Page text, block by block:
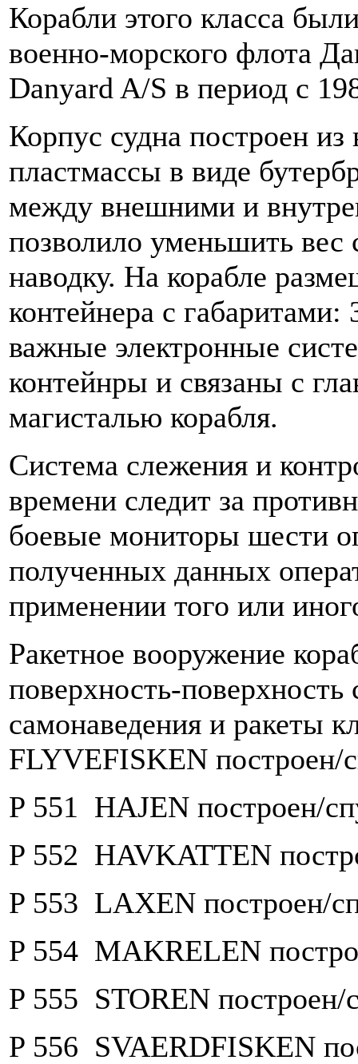
Корабли этого класса
военно-морского флота
Danyard A/S в период с
Корпус судна построен
пластмассы в виде
между внешними и
позволило уменьшить вес
наводку. На корабле
контейнера с
важные электронные
контейнры и связаны с
магисталью корабля.
Система слежения и
времени следит за
боевые мониторы шести
полученных данных
применении того или
Ракетное вооружение
поверхность-поверхность
самонаведения и ракеты
FLYVEFISKEN построен/
P 551 HAJEN построен/
P 552 HAVKATTEN
P 553 LAXEN построен/
P 554 MAKRELEN
P 555 STOREN построен/
P 556 SVAERDFISKEN